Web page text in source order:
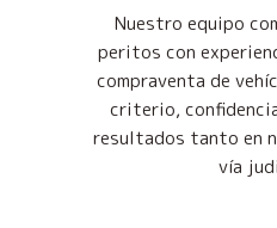
Nuestro equipo
peritos con
compraventa de
criterio,
resultados tanto en
vía